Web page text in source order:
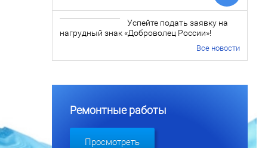
Успейте подать заявку на
нагрудный знак «Доброволец России»!
Все новости
Ремонтные работы
Просмотреть